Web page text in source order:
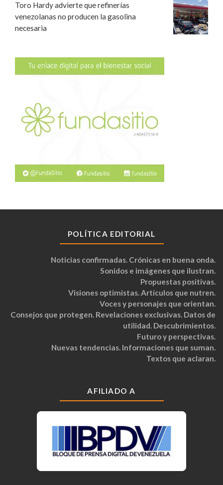
Toro Hardy advierte que refinerías
venezolanas no producen la gasolina
necesaria
POLÍTICA EDITORIAL
Noticias confirmadas. Crónicas en buena onda.
Sonidos e imágenes que ilustran.
Propuestas positivas.
Visiones optimistas. Artículos que nutren.
Voces y personajes que orientan.
Consejos que protegen. Revelaciones exclusivas. Datos de
utilidad. Descubrimientos.
Futuro y perspectivas.
Nuevas tendencias. Informaciones que suman.
Textos que aclaran.
AFILIADO A